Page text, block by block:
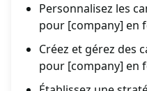
Personnalisez les
pour [company] en
Créez et gérez des
pour [company] en